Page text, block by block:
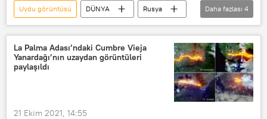
2021
Levent Artüz
Cengiz Çakır
Su kaynakları
Bozkurt
Uydu görüntüsü DÜNYA
Rusya
Lübnan
Patlama
Mişel Aun
Aleksandr Rudakov
Daha fazlası 4
La Palma Adası’ndaki Cumbre Vieja
Yanardağı’nın uzaydan görüntüleri
paylaşıldı
21 Ekim 2021, 14:55